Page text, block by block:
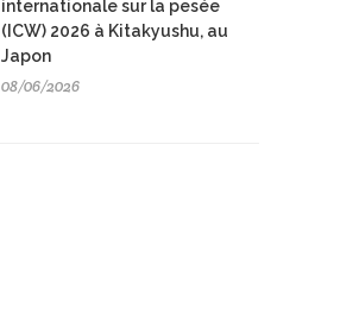
internationale sur la pesée
(ICW) 2026 à Kitakyushu, au
Japon
08/06/2026